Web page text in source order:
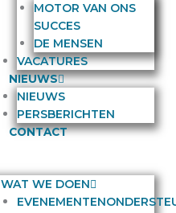
MOTOR VAN ONS
SUCCES
DE MENSEN
VACATURES
NIEUWS
NIEUWS
PERSBERICHTEN
CONTACT
WAT WE DOEN